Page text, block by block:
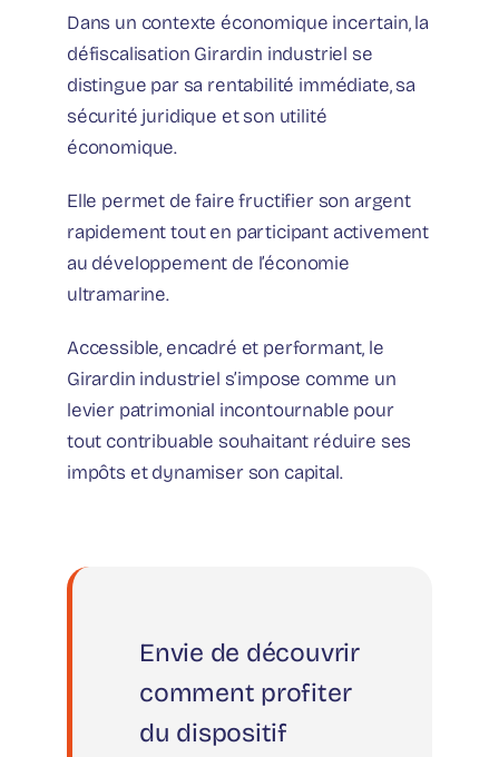
Dans un contexte économique incertain, la
défiscalisation Girardin industriel se
distingue par sa rentabilité immédiate, sa
sécurité juridique et son utilité
économique.
Elle permet de faire fructifier son argent
rapidement tout en participant activement
au développement de l’économie
ultramarine.
Accessible, encadré et performant, le
Girardin industriel s’impose comme un
levier patrimonial incontournable pour
tout contribuable souhaitant réduire ses
impôts et dynamiser son capital.
Envie de découvrir
comment profiter
du dispositif